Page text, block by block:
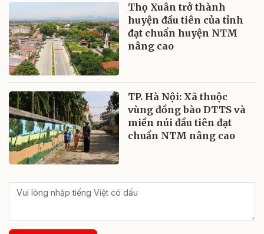
Thọ Xuân trở thành
huyện đầu tiên của tỉnh
đạt chuẩn huyện NTM
nâng cao
TP. Hà Nội: Xã thuộc
vùng đồng bào DTTS và
miền núi đầu tiên đạt
chuẩn NTM nâng cao